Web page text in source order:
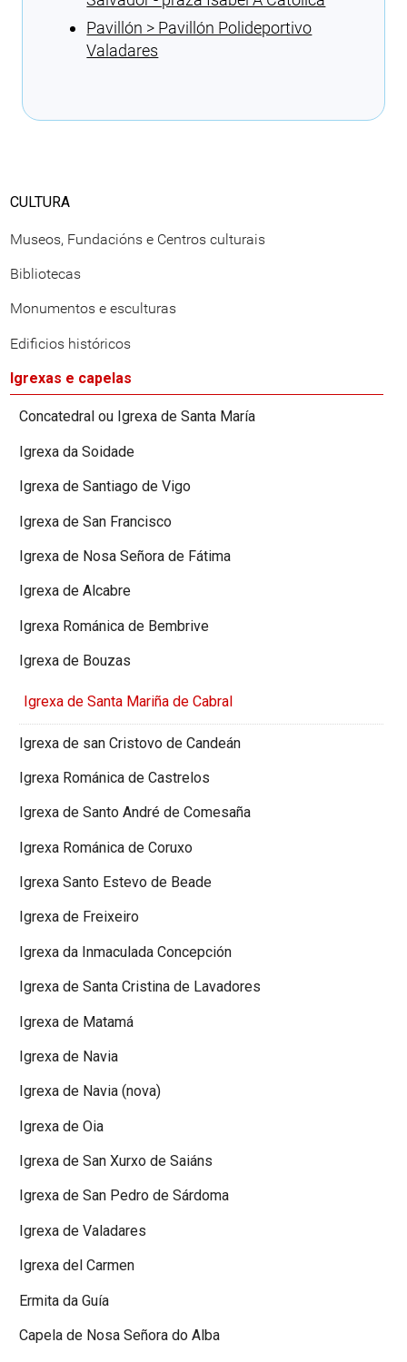
Pavillón > Pavillón Polideportivo
Valadares
CULTURA
Museos, Fundacións e Centros culturais
Bibliotecas
Monumentos e esculturas
Edificios históricos
Igrexas e capelas
Concatedral ou Igrexa de Santa María
Igrexa da Soidade
Igrexa de Santiago de Vigo
Igrexa de San Francisco
Igrexa de Nosa Señora de Fátima
Igrexa de Alcabre
Igrexa Románica de Bembrive
Igrexa de Bouzas
Igrexa de Santa Mariña de Cabral
Igrexa de san Cristovo de Candeán
Igrexa Románica de Castrelos
Igrexa de Santo André de Comesaña
Igrexa Románica de Coruxo
Igrexa Santo Estevo de Beade
Igrexa de Freixeiro
Igrexa da Inmaculada Concepción
Igrexa de Santa Cristina de Lavadores
Igrexa de Matamá
Igrexa de Navia
Igrexa de Navia (nova)
Igrexa de Oia
Igrexa de San Xurxo de Saiáns
Igrexa de San Pedro de Sárdoma
Igrexa de Valadares
Igrexa del Carmen
Ermita da Guía
Capela de Nosa Señora do Alba